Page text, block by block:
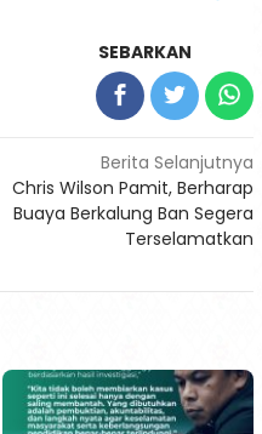
SEBARKAN
Berita Selanjutnya
Chris Wilson Pamit, Berharap
Buaya Berkalung Ban Segera
Terselamatkan